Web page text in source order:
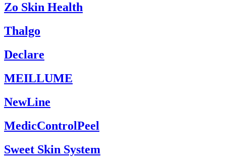
Zo Skin Health
Thalgo
Declare
MEILLUME
NewLine
MedicControlPeel
Sweet Skin System